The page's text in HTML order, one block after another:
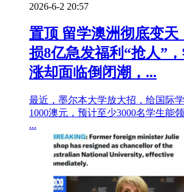
2026-6-2 20:57
置顶 留学澳洲彻底变天
损8亿急发福利“抢人”
涨却面临倒闭潮，...
最近，墨尔本大学放大招，给国际
1000澳元，预计至少3000名学生能
...